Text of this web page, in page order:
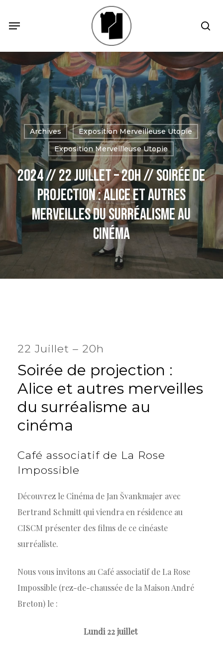
content
Menu
Archives
Exposition Merveilleuse Utopie
Exposition Merveilleuse Utopie
2024 // 22 Juillet – 20h // Soirée de
projection : Alice et autres
merveilles du surréalisme au
cinéma
22 Juillet – 20h
Soirée de projection :
Alice et autres merveilles
du surréalisme au
cinéma
Café associatif de La Rose
Impossible
Découvrez le Cinéma de Jan Švankmajer avec
Bertrand Schmitt qui viendra en résidence au
CISCM présenter des films de ce cinéaste
surréaliste.
Nous vous invitons au Café associatif de La Rose
Impossible (rez-de-chaussée de la Maison André
Breton) le :
Lundi 22 juillet
Menu